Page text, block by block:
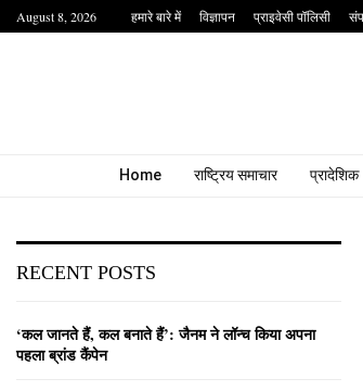
August 8, 2026 हमारे बारे में विज्ञापन प्राइवेसी पॉलिसी
Home राष्ट्रिय समाचार प्रादेशिक
RECENT POSTS
‘कल जानते हैं, कल बनाते हैं’: जैनम ने लॉन्च किया अपना
पहला ब्रांड कैंपेन